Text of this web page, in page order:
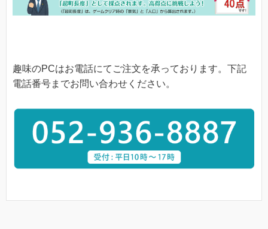
趣味のPCはお電話にてご注文を承っております。下記
電話番号までお問い合わせください。